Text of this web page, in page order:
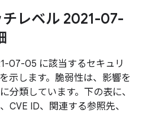
レベル 2021-07-
07-05 に該当するセキュリ
示します。脆弱性は、影響を
分類しています。下の表に、
CVE ID、関連する参照先、